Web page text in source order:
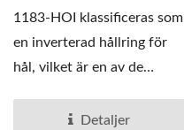
1183-HOI klassificeras som
en inverterad hållring för
hål, vilket är en av de
Detaljer